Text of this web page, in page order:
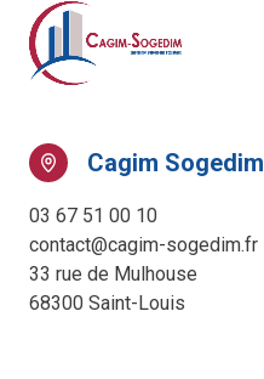
Cagim Sogedim
03 67 51 00 10
contact@cagim-sogedim.fr
33 rue de Mulhouse
68300 Saint-Louis